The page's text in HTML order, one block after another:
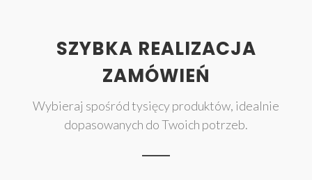
SZYBKA REALIZACJA
ZAMÓWIEŃ
Wybieraj spośród tysięcy produktów, idealnie
dopasowanych do Twoich potrzeb.